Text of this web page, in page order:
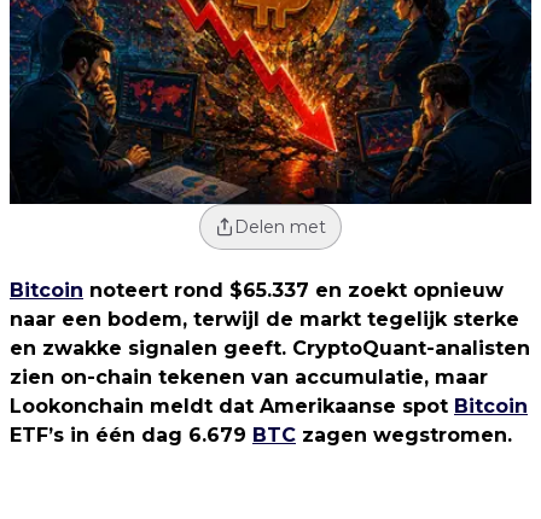
Delen met
Bitcoin noteert rond $65.337 en zoekt opnieuw
naar een bodem, terwijl de markt tegelijk sterke
en zwakke signalen geeft. CryptoQuant-analisten
zien on-chain tekenen van accumulatie, maar
Lookonchain meldt dat Amerikaanse spot Bitcoin
ETF’s in één dag 6.679 BTC zagen wegstromen.